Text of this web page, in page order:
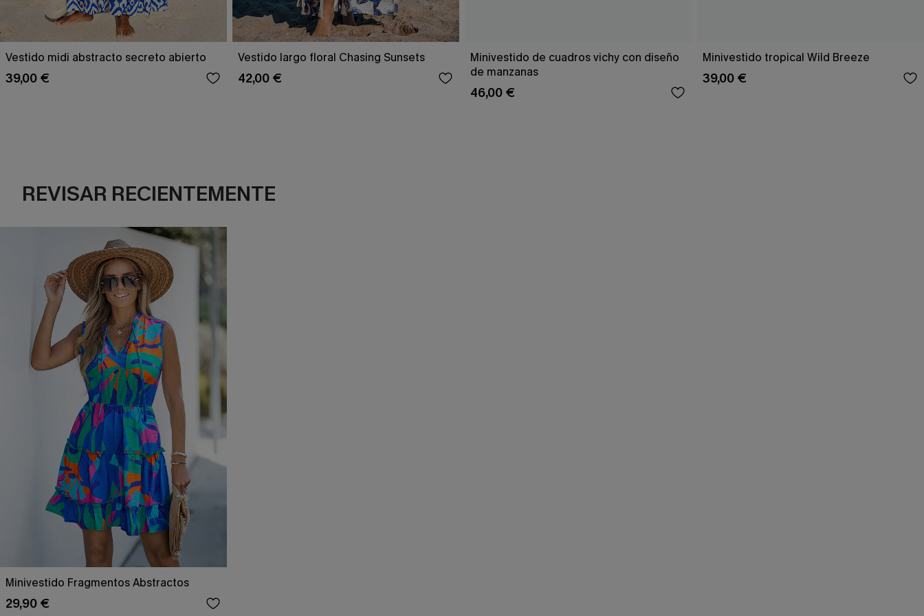
Vestido midi abstracto secreto abierto
39,00 €
Vestido largo floral Chasing Sunsets
42,00 €
Minivestido de cuadros vichy con diseño
de manzanas
46,00 €
Minivestido tropical Wild Breeze
39,00 €
REVISAR RECIENTEMENTE
Minivestido Fragmentos Abstractos
29,90 €